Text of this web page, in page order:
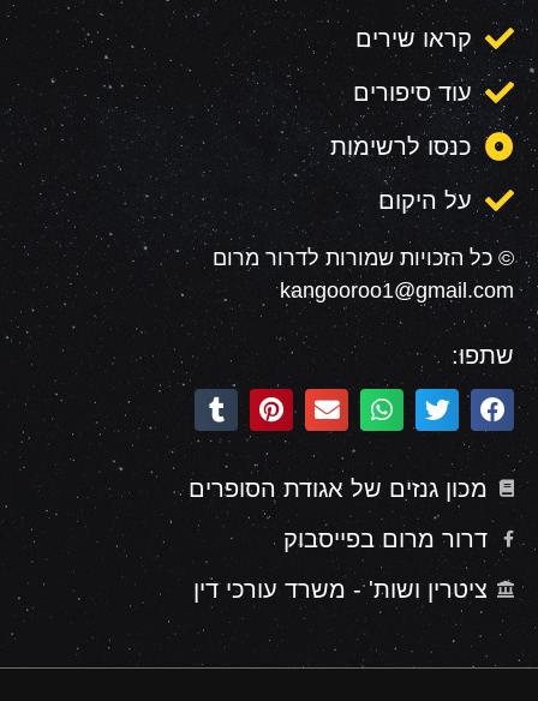
קראו שירים
עוד סיפורים
כנסו לרשימות
על היקום
© כל הזכויות שמורות לדרור מרום
kangooroo1@gmail.com
שתפו:
מכון גנזים של אגודת הסופרים
דרור מרום בפייסבוק
ציטרין ושות' - משרד עורכי דין